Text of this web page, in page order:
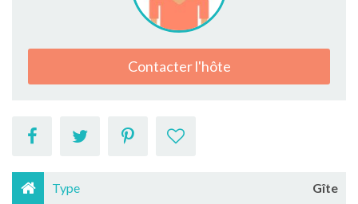
Contacter l'hôte
Type Gîte